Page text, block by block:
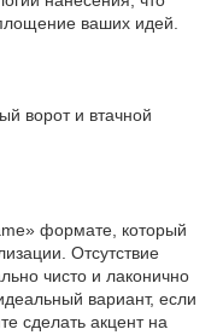
ваших идей.
ворот и втачной
формате, который
Отсутствие
чисто и лаконично
вариант, если
сделать акцент на